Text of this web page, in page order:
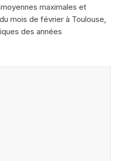
maximales et
mois de février à Toulouse,
des années